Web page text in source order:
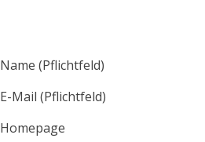
Name (Pflichtfeld)
E-Mail (Pflichtfeld)
Homepage